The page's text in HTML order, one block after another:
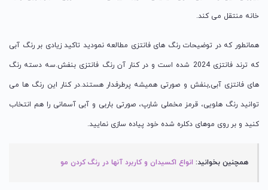
خانه منتقل می کند.
همانطور که در توضیحات رنگ های فانتزی مطالعه نمودید تاکید زیادی بر رنگ آبی
که ترند فانتزی 2024 شده است و در کنار آن رنگ فانتزی بنفش.سه دسته رنگ
های فانتزی آبی,بنفش و صورتی همیشه پرطرفدار هستند.در کنار این رنگ ها می
توانید رنگ هلویی، قرمز مخملی شارپ، صورتی باربی و آبی آسمانی را هم انتخاب
کنید و بر روی موهای دکلره شده خود پیاده سازی نمایید.
همچنین بخوانید: انواع اکسیدان و کاربرد آنها در رنگ کردن مو